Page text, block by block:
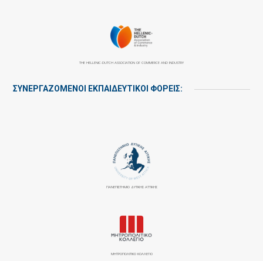
THE HELLENIC-DUTCH ASSOCIATION OF COMMERCE AND INDUSTRY
ΣΥΝΕΡΓΑΖΌΜΕΝΟΙ ΕΚΠΑΙΔΕΥΤΙΚΟΊ ΦΟΡΕΊΣ:
ΠΑΝΕΠΙΣΤΉΜΙΟ ΔΥΤΙΚΉΣ ΑΤΤΙΚΉΣ
ΜΗΤΡΟΠΟΛΙΤΙΚΟ ΚΟΛΛΕΓΙΟ